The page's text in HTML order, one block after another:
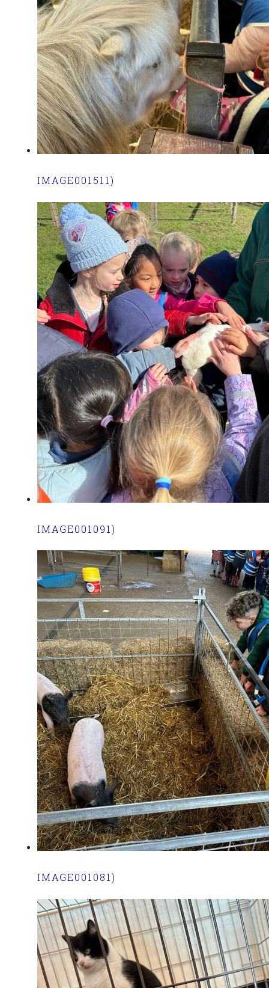
IMAGE001511)
IMAGE001091)
IMAGE001081)